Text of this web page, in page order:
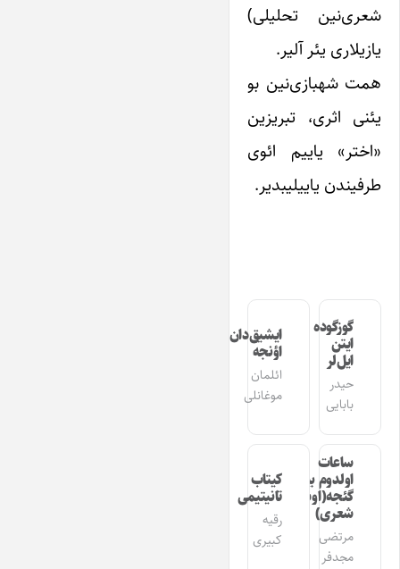
شعری‌‌نین تحلیلی)
یازیلاری یئر آلیر.
همت شهبازی‌نین بو
یئنی اثری، تبریزین
«اختر» یاییم ‌ائوی
طرفیندن یاییلیبدیر.
گوزگوده
ایتن
ایل‌لر
حیدر
بابایی
ایشیق‌دان
اؤنجه
ائلمان
موغانلی
ساعات
اولدوم بیر
گئجه(اوشاق
شعری)
مرتضی
مجدفر
کیتاب
تانیتیمی
رقیه
کبیری